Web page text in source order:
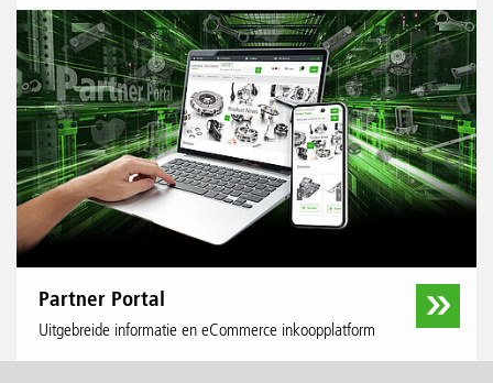
Partner Portal
Uitgebreide informatie en eCommerce inkoopplatform